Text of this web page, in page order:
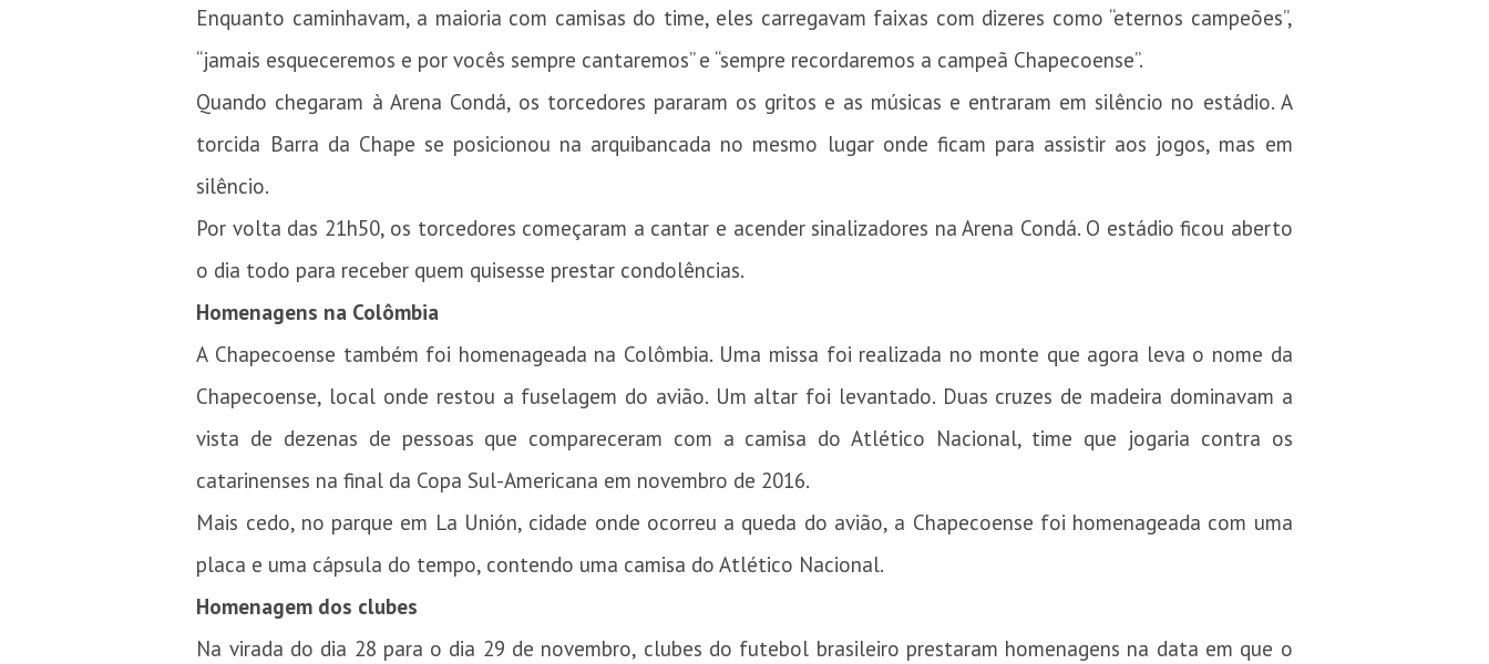
Enquanto caminhavam, a maioria com camisas do time, eles carregavam faixas com dizeres como “eternos campeões”,
“jamais esqueceremos e por vocês sempre cantaremos” e “sempre recordaremos a campeã Chapecoense”.
Quando chegaram à Arena Condá, os torcedores pararam os gritos e as músicas e entraram em silêncio no estádio. A
torcida Barra da Chape se posicionou na arquibancada no mesmo lugar onde ficam para assistir aos jogos, mas em
silêncio.
Por volta das 21h50, os torcedores começaram a cantar e acender sinalizadores na Arena Condá. O estádio ficou aberto
o dia todo para receber quem quisesse prestar condolências.
Homenagens na Colômbia
A Chapecoense também foi homenageada na Colômbia. Uma missa foi realizada no monte que agora leva o nome da
Chapecoense, local onde restou a fuselagem do avião. Um altar foi levantado. Duas cruzes de madeira dominavam a
vista de dezenas de pessoas que compareceram com a camisa do Atlético Nacional, time que jogaria contra os
catarinenses na final da Copa Sul-Americana em novembro de 2016.
Mais cedo, no parque em La Unión, cidade onde ocorreu a queda do avião, a Chapecoense foi homenageada com uma
placa e uma cápsula do tempo, contendo uma camisa do Atlético Nacional.
Homenagem dos clubes
Na virada do dia 28 para o dia 29 de novembro, clubes do futebol brasileiro prestaram homenagens na data em que o